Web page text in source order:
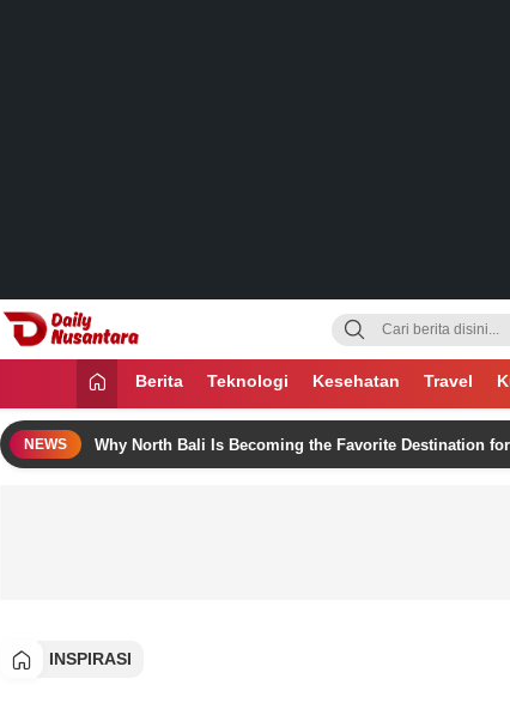
Daily Nusantara
Menyajikan Fakta, Menginspirasi Bangsa
Berita Teknologi Kesehatan Travel
NEWS
Why North Bali Is Becoming the Favorite Destination for Slow
INSPIRASI